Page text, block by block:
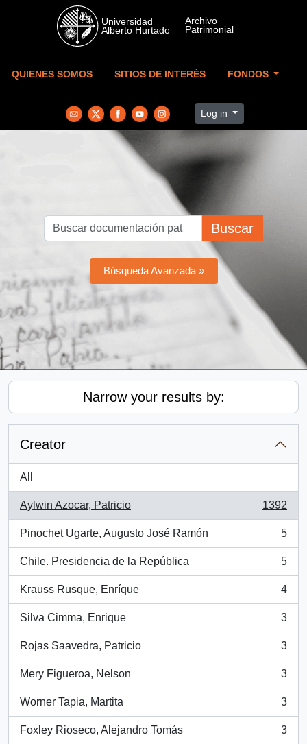
Skip to main content
QUIENES SOMOS SITIOS DE INTERÉS FONDOS
Log in
Buscar
Búsqueda Avanzada »
Narrow your results by:
Creator
All
Aylwin Azocar, Patricio
, 1392 results
1392
Pinochet Ugarte, Augusto José Ramón
, 5 results
5
Chile. Presidencia de la República
, 5 results
5
Krauss Rusque, Enríque
, 4 results
4
Silva Cimma, Enrique
, 3 results
3
Rojas Saavedra, Patricio
, 3 results
3
Mery Figueroa, Nelson
, 3 results
3
Worner Tapia, Martita
, 3 results
3
Foxley Rioseco, Alejandro Tomás
, 3 results
3